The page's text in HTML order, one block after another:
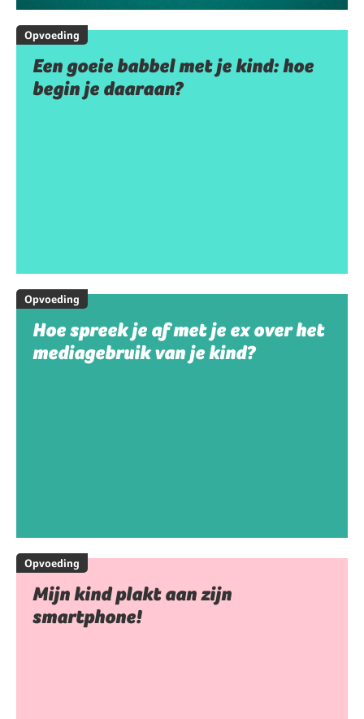
Opvoeding
Een goeie babbel met je kind: hoe
begin je daaraan?
Opvoeding
Hoe spreek je af met je ex over het
mediagebruik van je kind?
Opvoeding
Mijn kind plakt aan zijn
smartphone!